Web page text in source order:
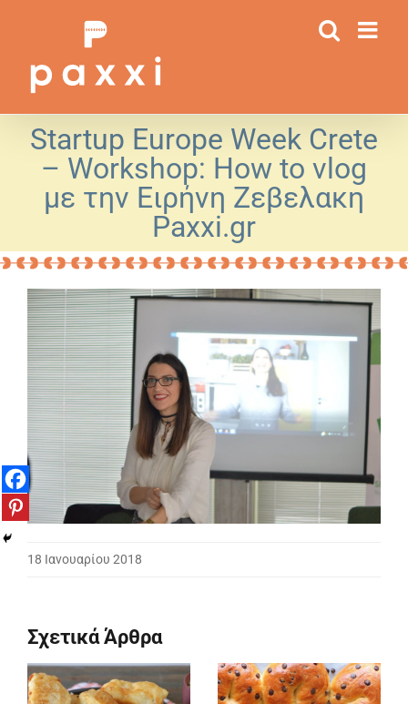
περιεχόμενο
Startup Europe Week Crete
– Workshop: How to vlog
με την Ειρήνη Ζεβελακη
Paxxi.gr
18 Ιανουαρίου 2018
Σχετικά Άρθρα